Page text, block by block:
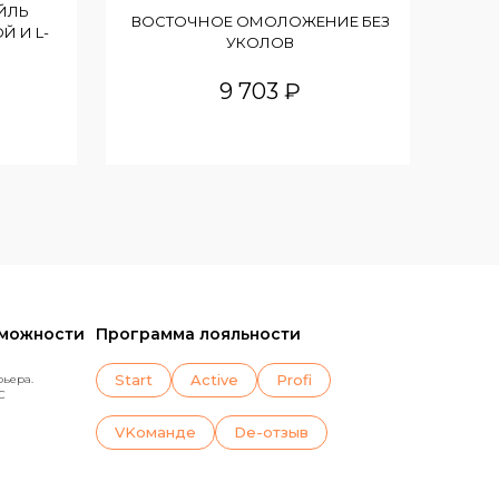
И L-
ВОСТОЧНОЕ ОМОЛОЖЕНИЕ БЕЗ
УКОЛОВ
9 703 ₽
Программа лояльности
Start Active Profi
VKoманде De-отзыв